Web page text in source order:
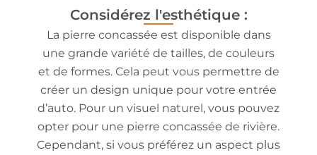
Considérez l'esthétique :
La pierre concassée est disponible dans
une grande variété de tailles, de couleurs
et de formes. Cela peut vous permettre de
créer un design unique pour votre entrée
d’auto. Pour un visuel naturel, vous pouvez
opter pour une pierre concassée de rivière.
Cependant, si vous préférez un aspect plus